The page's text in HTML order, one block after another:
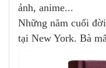
ảnh, anime...
Những năm cuối
tại New York. Bà